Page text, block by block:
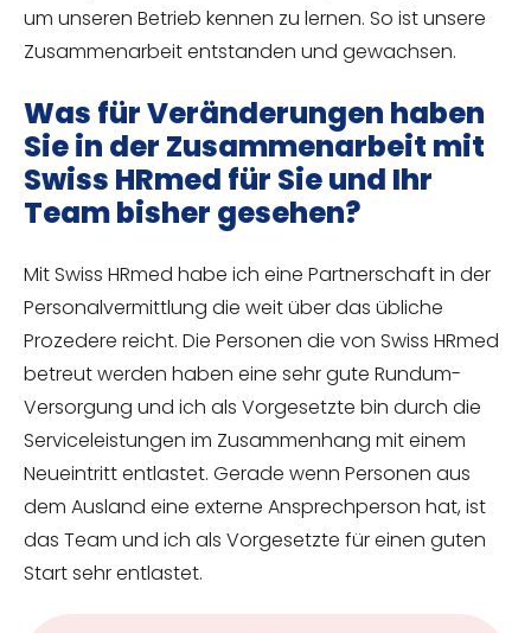
um unseren Betrieb kennen zu lernen. So ist unsere
Zusammenarbeit entstanden und gewachsen.
Was für Veränderungen haben
Sie in der Zusammenarbeit mit
Swiss HRmed für Sie und Ihr
Team bisher gesehen?
Mit Swiss HRmed habe ich eine Partnerschaft in der
Personalvermittlung die weit über das übliche
Prozedere reicht. Die Personen die von Swiss HRmed
betreut werden haben eine sehr gute Rundum-
Versorgung und ich als Vorgesetzte bin durch die
Serviceleistungen im Zusammenhang mit einem
Neueintritt entlastet. Gerade wenn Personen aus
dem Ausland eine externe Ansprechperson hat, ist
das Team und ich als Vorgesetzte für einen guten
Start sehr entlastet.